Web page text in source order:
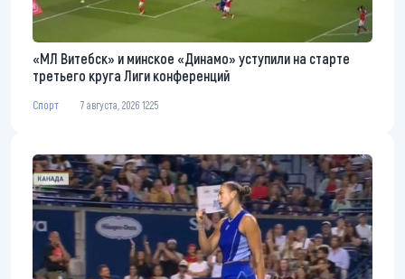
«МЛ Витебск» и минское «Динамо» уступили на старте
третьего круга Лиги конференций
Спорт 7 августа, 2026 12:25